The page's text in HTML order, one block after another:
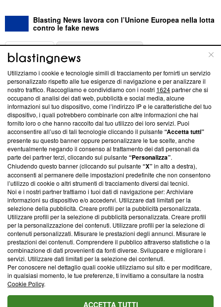
Blasting News lavora con l’Unione Europea nella lotta
contro le fake news
ABOUT
Questa sezione offre informazioni trasparenti su Blasting
News, sui nostri processi editoriali e su come ci impegniamo a
creare news di qualità. Inoltre, afferma la nostra aderenza a
‘Trust Project - News with Integrity’Blasting News non è
ancora membro del programma, ma ha richiesto di farne
parte; Trust Project non ha ancora effettuato una verifica di
conformità agli standard.
Su di noi
Team editoriale
Corporate
Redazione
Informativa Privacy
Cookie Policy
Blasting SA, IDI CHE-247.845.224, Via Carlo Frasca, 3 - 6900
Lugano (Svizzera) Tel:+39 0690258937
© 2026 Blasting News
Utilizziamo i cookie e tecnologie simili di tracciamento per fornirti un servizio
personalizzato rispetto alle tue esigenze di navigazione e per analizzare il
nostro traffico. Raccogliamo e condividiamo con i nostri 1624partner che si
occupano di analisi dei dati web, pubblicità e social media, alcune
informazioni sul tuo dispositivo, come l’indirizzo IP e le caratteristiche del tuo
dispositivo, i quali potrebbero combinarle con altre informazioni che hai
fornito loro o che hanno raccolto dal tuo utilizzo dei loro servizi. Puoi
acconsentire all’uso di tali tecnologie cliccando il pulsante“Accetta tutti”
presente su questo banner oppure personalizzare le tue scelte, anche
eventualmente negando il consenso al trattamento dei dati personali da
parte dei partner terzi, cliccando sul pulsante“Personalizza”.
Chiudendo questo banner (cliccando sul pulsante“X”in alto a destra),
acconsenti al permanere delle impostazioni predefinite che non consentono
l’utilizzo di cookie o altri strumenti di tracciamento diversi dai tecnici.
Noi e i nostri partner trattiamo i tuoi dati di navigazione per: Archiviare
informazioni su dispositivo e/o accedervi. Utilizzare dati limitati per la
selezione della pubblicità. Creare profili per la pubblicità personalizzata.
Utilizzare profili per la selezione di pubblicità personalizzata. Creare profili
per la personalizzazione dei contenuti. Utilizzare profili per la selezione di
contenuti personalizzati. Misurare le prestazioni degli annunci. Misurare le
prestazioni dei contenuti. Comprendere il pubblico attraverso statistiche o la
combinazione di dati provenienti da fonti diverse. Sviluppare e migliorare i
servizi. Utilizzare dati limitati per la selezione dei contenuti.
Per conoscere nel dettaglio quali cookie utilizziamo sul sito e per modificare,
in qualsiasi momento, le tue preferenze, ti invitiamo a consultare la nostra
Cookie Policy.
ACCETTA TUTTI